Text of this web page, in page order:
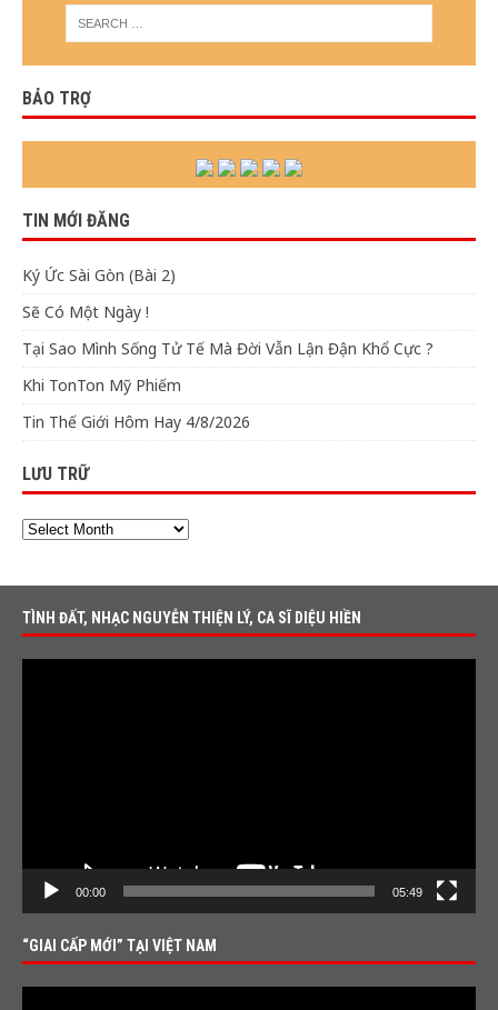
BẢO TRỢ
TIN MỚI ĐĂNG
Ký Ức Sài Gòn (Bài 2)
Sẽ Có Một Ngày !
Tại Sao Mình Sống Tử Tế Mà Đời Vẫn Lận Đận Khổ Cực ?
Khi TonTon Mỹ Phiếm
Tin Thế Giới Hôm Hay 4/8/2026
LƯU TRỮ
TÌNH ĐẤT, NHẠC NGUYỄN THIỆN LÝ, CA SĨ DIỆU HIỀN
00:00 05:49
“GIAI CẤP MỚI” TẠI VIỆT NAM